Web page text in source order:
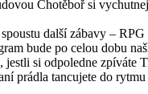
Chotěboř si
další zábavy –
bude po celou dobu
jestli si odpoledne
prádla tancujete do